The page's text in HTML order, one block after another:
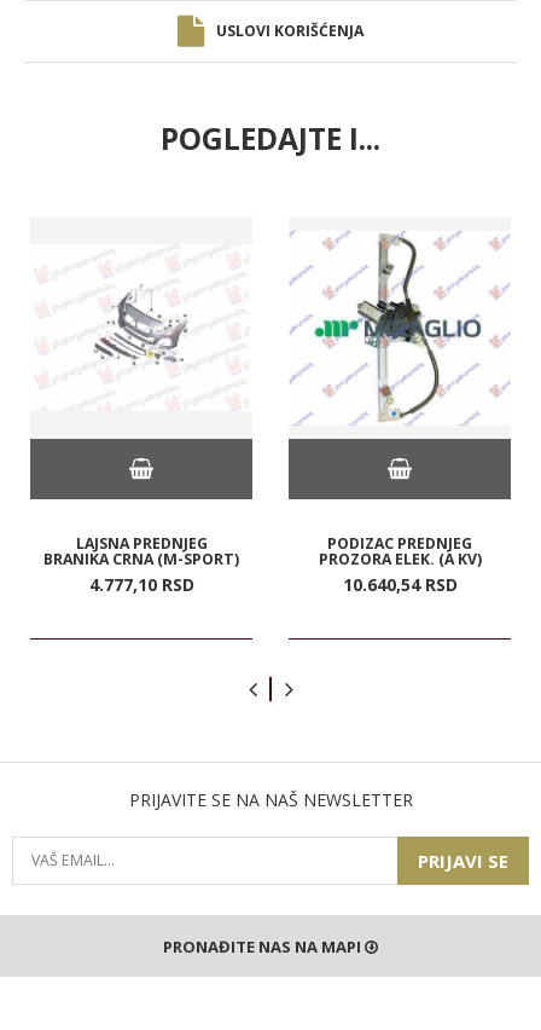
USLOVI KORIŠĆENJA
POGLEDAJTE I...
LAJSNA PREDNJEG
BRANIKA CRNA (M-SPORT)
4.777,10 RSD
PODIZAC PREDNJEG
PROZORA ELEK. (A KV)
10.640,54 RSD
PRIJAVITE SE NA NAŠ NEWSLETTER
PRIJAVI SE
PRONAĐITE NAS NA MAPI